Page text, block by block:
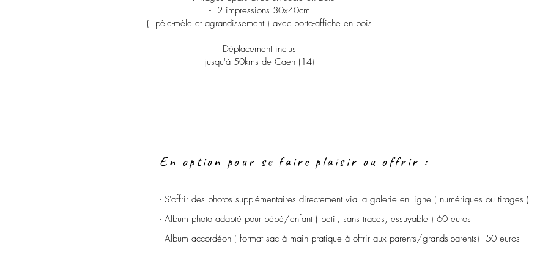
- 2 impressions 30x40cm
( pêle-mêle et agrandissement ) avec porte-affiche en bois
Déplacement inclus
jusqu'à 50kms de Caen (14)
En option pour se faire plaisir ou offrir :
- S'offrir des photos supplémentaires directement via la galerie en ligne ( numériques ou tirages )
- Album photo adapté pour bébé/enfant ( petit, sans traces, essuyable ) 60 euros
- Album accordéon ( format sac à main pratique à offrir aux parents/grands-parents) 50 euros